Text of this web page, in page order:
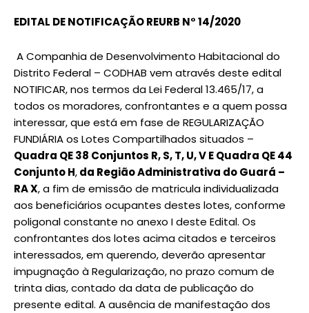
EDITAL DE NOTIFICAÇÃO REURB N° 14/2020
A Companhia de Desenvolvimento Habitacional do
Distrito Federal – CODHAB vem através deste edital
NOTIFICAR, nos termos da Lei Federal 13.465/17, a
todos os moradores, confrontantes e a quem possa
interessar, que está em fase de REGULARIZAÇÃO
FUNDIÁRIA os Lotes Compartilhados situados –
Quadra QE 38 Conjuntos R, S, T, U, V E Quadra QE 44
Conjunto H,da Região Administrativa do Guará –
RA X, a fim de emissão de matricula individualizada
aos beneficiários ocupantes destes lotes, conforme
poligonal constante no anexo I deste Edital. Os
confrontantes dos lotes acima citados e terceiros
interessados, em querendo, deverão apresentar
impugnação à Regularização, no prazo comum de
trinta dias, contado da data de publicação do
presente edital. A ausência de manifestação dos